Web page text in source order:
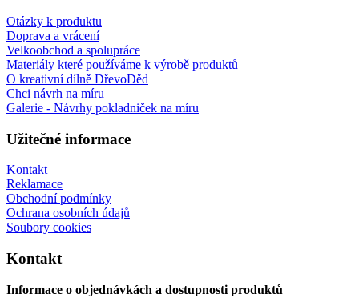
Otázky k produktu
Doprava a vrácení
Velkoobchod a spolupráce
Materiály které používáme k výrobě produktů
O kreativní dílně DřevoDěd
Chci návrh na míru
Galerie - Návrhy pokladniček na míru
Užitečné informace
Kontakt
Reklamace
Obchodní podmínky
Ochrana osobních údajů
Soubory cookies
Kontakt
Informace o objednávkách a dostupnosti produktů